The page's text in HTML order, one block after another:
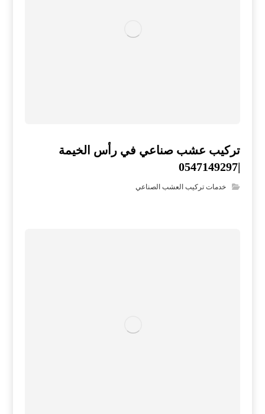
تركيب عشب صناعي في رأس الخيمة
|0547149297
خدمات تركيب العشب الصناعي